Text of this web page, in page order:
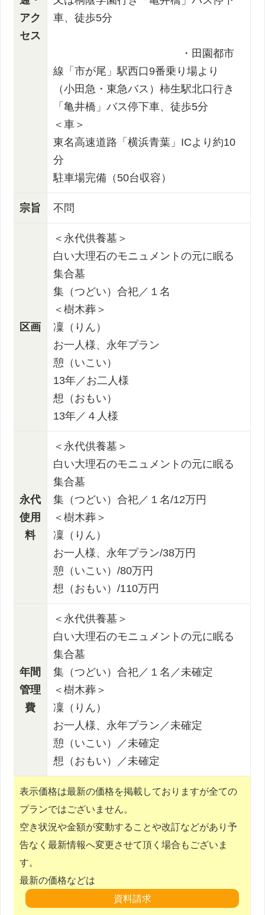
アク
セス
車、徒歩5分
・田園都市
線「市が尾」駅西口9番乗り場より
（小田急・東急バス）柿生駅北口行き
「亀井橋」バス停下車、徒歩5分
＜車＞
東名高速道路「横浜青葉」ICより約10
分
駐車場完備（50台収容）
宗旨 不問
区画
＜永代供養墓＞
白い大理石のモニュメントの元に眠る
集合墓
集（つどい）合祀／１名
＜樹木葬＞
凜（りん）
お一人様、永年プラン
憩（いこい）
13年／お二人様
想（おもい）
13年／４人様
永代
使用
料
＜永代供養墓＞
白い大理石のモニュメントの元に眠る
集合墓
集（つどい）合祀／１名/12万円
＜樹木葬＞
凜（りん）
お一人様、永年プラン/38万円
憩（いこい）/80万円
想（おもい）/110万円
年間
管理
費
＜永代供養墓＞
白い大理石のモニュメントの元に眠る
集合墓
集（つどい）合祀／１名／未確定
＜樹木葬＞
凜（りん）
お一人様、永年プラン／未確定
憩（いこい）／未確定
想（おもい）／未確定
表示価格は最新の価格を掲載しておりますが全ての
プランではございません。
空き状況や金額が変動することや改訂などがあり予
告なく最新情報へ変更させて頂く場合もございま
す。
最新の価格などは